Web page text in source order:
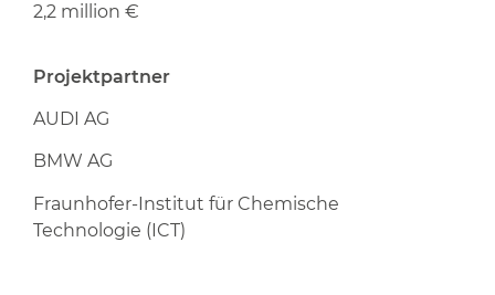
2,2 million €
Projektpartner
AUDI AG
BMW AG
Fraunhofer-Institut für Chemische
Technologie (ICT)